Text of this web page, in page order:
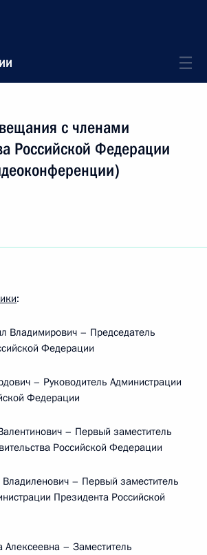
с членами
Российской Федерации
:
– Председатель
Федерации
– Руководитель Администрации
Федерации
– Первый заместитель
Российской Федерации
– Первый заместитель
Президента Российской
– Заместитель